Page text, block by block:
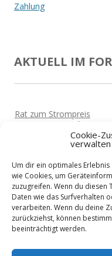
Cookie-
verwalten
Um dir ein optimales
wie Cookies, um
zuzugreifen. Wenn du diesen
Daten wie das Surfverhalten
verarbeiten. Wenn du deine
zurückziehst, können
beeinträchtigt werden.
Navigation
Zahlung
AKTUELL IM
Rat zum Strompreis
Vor 5 Jahren
Haben die Hotels schon
Corona-Sofortkredite
VonMartin Vor 5 Jahren
Zeit für Urlaub?
VonSiggi Vor 5 Jahren
Kreditvergleich für